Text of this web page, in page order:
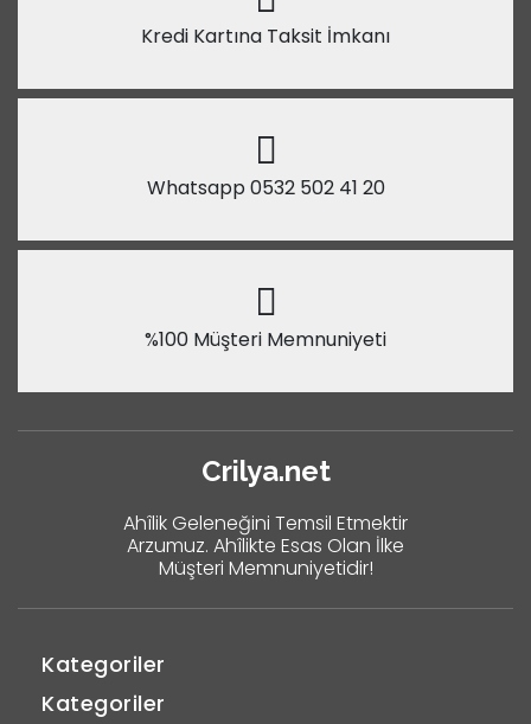
Kredi Kartına Taksit İmkanı
Whatsapp 0532 502 41 20
%100 Müşteri Memnuniyeti
Crilya.net
Ahîlik Geleneğini Temsil Etmektir
Arzumuz. Ahîlikte Esas Olan İlke
Müşteri Memnuniyetidir!
Kategoriler
Kategoriler